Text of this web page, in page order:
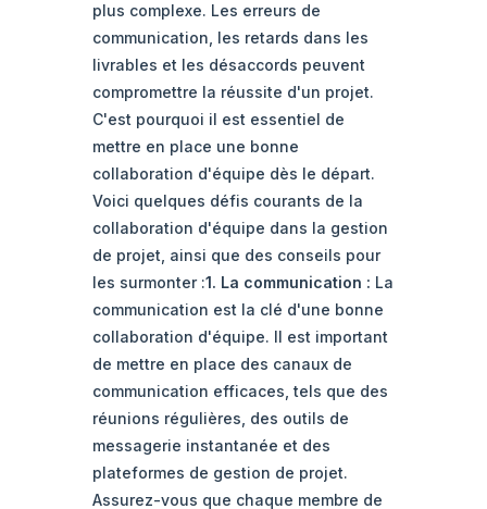
plus complexe. Les erreurs de
communication, les retards dans les
livrables et les désaccords peuvent
compromettre la réussite d'un projet.
C'est pourquoi il est essentiel de
mettre en place une bonne
collaboration d'équipe dès le départ.
Voici quelques défis courants de la
collaboration d'équipe dans la gestion
de projet, ainsi que des conseils pour
les surmonter :1. La communication : La
communication est la clé d'une bonne
collaboration d'équipe. Il est important
de mettre en place des canaux de
communication efficaces, tels que des
réunions régulières, des outils de
messagerie instantanée et des
plateformes de gestion de projet.
Assurez-vous que chaque membre de